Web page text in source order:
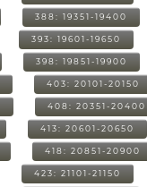
388: 19351-19400
393: 19601-19650
398: 19851-19900
403: 20101-20150
408: 20351-20400
413: 20601-20650
418: 20851-20900
423: 21101-21150